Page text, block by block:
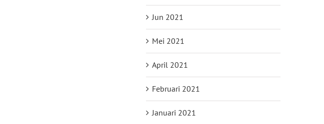
Jun 2021
Mei 2021
April 2021
Februari 2021
Januari 2021